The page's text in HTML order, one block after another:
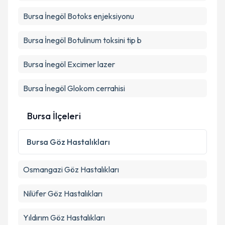
Bursa İnegöl Botoks enjeksiyonu
Bursa İnegöl Botulinum toksini tip b
Bursa İnegöl Excimer lazer
Bursa İnegöl Glokom cerrahisi
Bursa İlçeleri
Bursa Göz Hastalıkları
OsmangaziGöz Hastalıkları
NilüferGöz Hastalıkları
YıldırımGöz Hastalıkları